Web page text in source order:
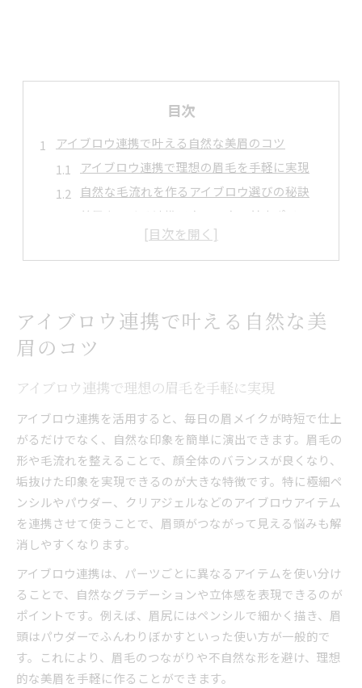
目次
アイブロウ連携で叶える自然な美眉のコツ
アイブロウ連携で理想の眉毛を手軽に実現
自然な毛流れを作るアイブロウ選びの秘訣
美眉をつくる連携テクニックの基本ポイント
眉メイク初心者も安心のアイブロウ活用術
アイブロウ連携で失敗しない形の整え方
毛流れを整えるアイブロウ連携の実践方法
毛流れの違いを活かす連携テクニック紹介
アイブロウ連携でプロ級の毛流れを演出
失敗しない毛流れ作りのコツと注意点
眉頭の繋がりを解消する自然な技術
アイブロウで眉頭の繋がりを自然にカバー
連携テクで眉頭の違和感を簡単リセット
眉頭の繋がり解消に役立つアイブロウ活用法
自然な眉頭作りのための連携ポイント紹介
繋がって見えない眉毛を叶える手順解説
話題のアイブロウ連携で垢抜けを目指す
アイブロウ連携で垢抜け眉メイクを叶える
時短で仕上がるアイブロウ連携の秘訣とは
垢抜け印象を作る連携テクニックの極意
トレンド眉に欠かせないアイブロウ連携術
アイブロウ連携で叶える自然な美
眉のコツ
アイブロウ連携で理想の眉毛を手軽に実現
アイブロウ連携を活用すると、毎日の眉メイクが時短で仕上
がるだけでなく、自然な印象を簡単に演出できます。眉毛の
形や毛流れを整えることで、顔全体のバランスが良くなり、
垢抜けた印象を実現できるのが大きな特徴です。特に極細ペ
ンシルやパウダー、クリアジェルなどのアイブロウアイテム
を連携させて使うことで、眉頭がつながって見える悩みも解
消しやすくなります。
アイブロウ連携は、パーツごとに異なるアイテムを使い分け
ることで、自然なグラデーションや立体感を表現できるのが
ポイントです。例えば、眉尻にはペンシルで細かく描き、眉
頭はパウダーでふんわりぼかすといった使い方が一般的で
す。これにより、眉毛のつながりや不自然な形を避け、理想
的な美眉を手軽に作ることができます。